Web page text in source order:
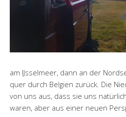
am IJsselmeer, dann an der
quer durch Belgien zurück. Die
von uns aus, dass sie uns
waren, aber aus einer neuen